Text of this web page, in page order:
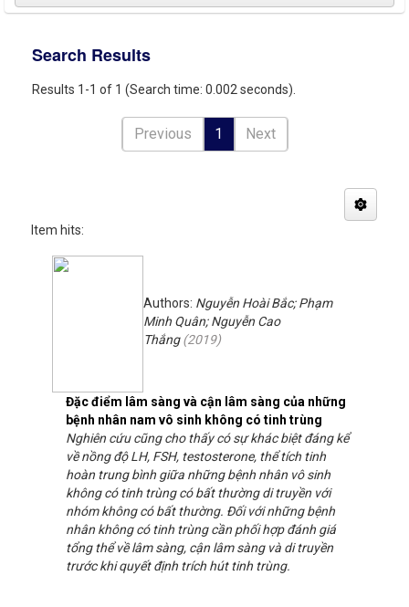
Search Results
Results 1-1 of 1 (Search time: 0.002 seconds).
Previous 1 Next
Item hits:
Đặc điểm lâm sàng và cận lâm sàng của những
bệnh nhân nam vô sinh không có tinh trùng
Authors: Nguyễn Hoài Bắc; Phạm
Minh Quân; Nguyễn Cao
Thắng(2019)
Nghiên cứu cũng cho thấy có sự khác biệt đáng kể
về nồng độ LH, FSH, testosterone, thể tích tinh
hoàn trung bình giữa những bệnh nhân vô sinh
không có tinh trùng có bất thường di truyền với
nhóm không có bất thường. Đối với những bệnh
nhân không có tinh trùng cần phối hợp đánh giá
tổng thể về lâm sàng, cận lâm sàng và di truyền
trước khi quyết định trích hút tinh trùng.